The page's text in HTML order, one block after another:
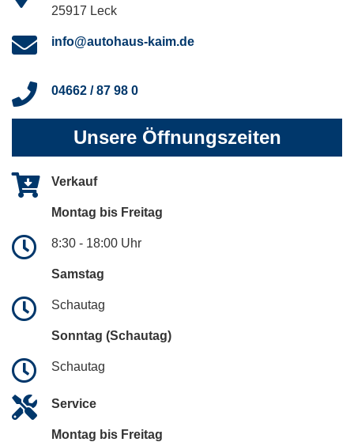
25917 Leck
info@autohaus-kaim.de
04662 / 87 98 0
Unsere Öffnungszeiten
Verkauf
Montag bis Freitag
8:30 - 18:00 Uhr
Samstag
Schautag
Sonntag (Schautag)
Schautag
Service
Montag bis Freitag